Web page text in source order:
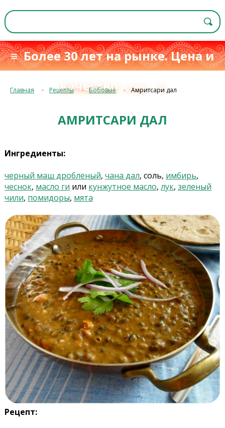
≡ Более 30 лет на рынке. Цена и
качествос 1993 г.≡
Главная Рецепты Бобовые Амритсари дал
АМРИТСАРИ ДАЛ
Ингредиенты:
черный маш дробленый, чана дал, соль, имбирь,
чеснок, масло ги или кунжутное масло, лук, зеленый
чили, помидоры, мята
Рецепт: